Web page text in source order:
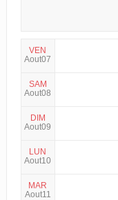
VEN
Aout07
SAM
Aout08
DIM
Aout09
LUN
Aout10
MAR
Aout11